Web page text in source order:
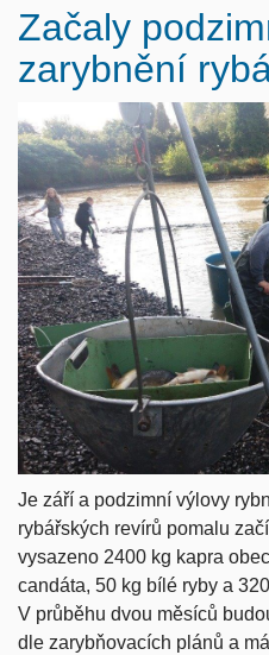
Začaly
zarybnění
Je září a podzimní výlovy
rybářských revírů pomalu
vysazeno 2400 kg kapra
candáta, 50 kg bílé ryby a
V průběhu dvou měsíců
dle zarybňovacích plánů a